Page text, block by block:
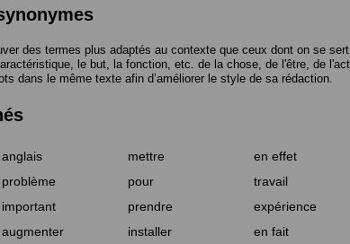
des termes plus adaptés au contexte que ceux dont on se
le but, la fonction, etc. de la chose, de l'être, de
dans le même texte afin d’améliorer le style de sa rédaction.
anglais mettre en effet
problème pour travail
important prendre expérience
augmenter installer en fait